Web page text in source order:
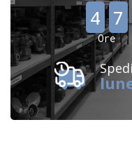
4 7
Ore